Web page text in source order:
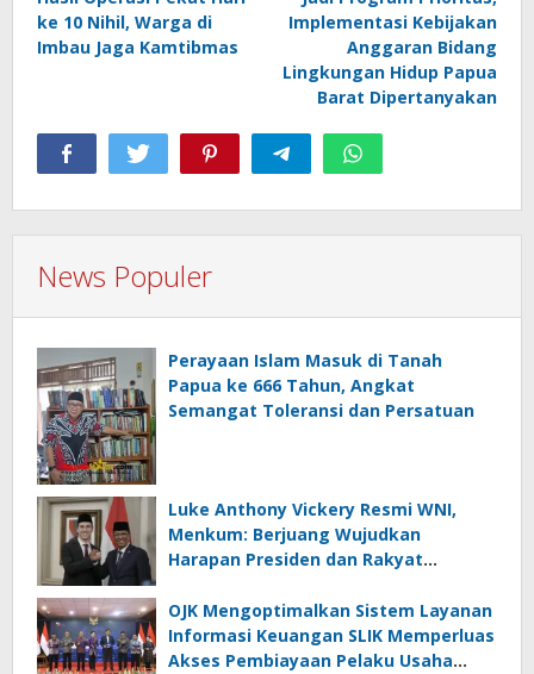
ke 10 Nihil, Warga di
Imbau Jaga Kamtibmas
Implementasi Kebijakan
Anggaran Bidang
Lingkungan Hidup Papua
Barat Dipertanyakan
News Populer
Perayaan Islam Masuk di Tanah
Papua ke 666 Tahun, Angkat
Semangat Toleransi dan Persatuan
Luke Anthony Vickery Resmi WNI,
Menkum: Berjuang Wujudkan
Harapan Presiden dan Rakyat
OJK Mengoptimalkan Sistem Layanan
Informasi Keuangan SLIK Memperluas
Akses Pembiayaan Pelaku Usaha